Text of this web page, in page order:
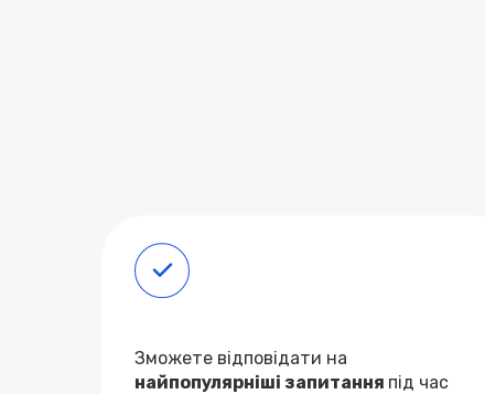
Зможете відповідати на
найпопулярніші запитання під час